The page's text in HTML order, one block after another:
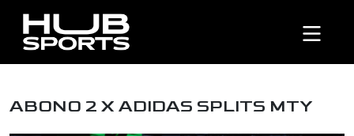
ABONO 2 X ADIDAS SPLITS MTY